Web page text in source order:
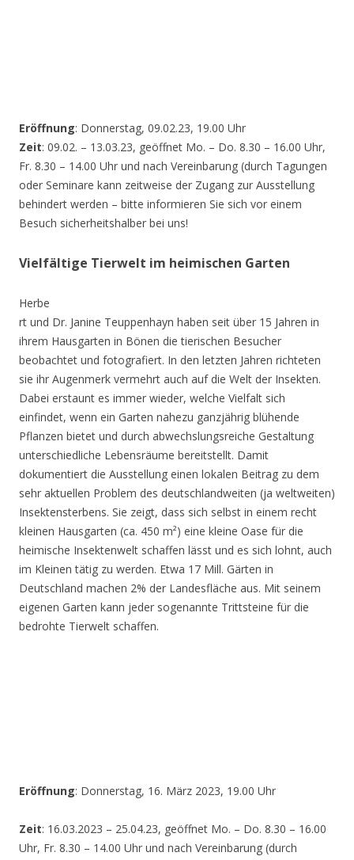
Eröffnung: Donnerstag, 09.02.23, 19.00 Uhr
Zeit: 09.02. – 13.03.23, geöffnet Mo. – Do. 8.30 – 16.00 Uhr,
Fr. 8.30 – 14.00 Uhr und nach Vereinbarung (durch Tagungen
oder Seminare kann zeitweise der Zugang zur Ausstellung
behindert werden – bitte informieren Sie sich vor einem
Besuch sicherheitshalber bei uns!
Vielfältige Tierwelt im heimischen Garten
Herbe
rt und Dr. Janine Teuppenhayn haben seit über 15 Jahren in
ihrem Hausgarten in Bönen die tierischen Besucher
beobachtet und fotografiert. In den letzten Jahren richteten
sie ihr Augenmerk vermehrt auch auf die Welt der Insekten.
Dabei erstaunt es immer wieder, welche Vielfalt sich
einfindet, wenn ein Garten nahezu ganzjährig blühende
Pflanzen bietet und durch abwechslungsreiche Gestaltung
unterschiedliche Lebensräume bereitstellt. Damit
dokumentiert die Ausstellung einen lokalen Beitrag zu dem
sehr aktuellen Problem des deutschlandweiten (ja weltweiten)
Insektensterbens. Sie zeigt, dass sich selbst in einem recht
kleinen Hausgarten (ca. 450 m²) eine kleine Oase für die
heimische Insektenwelt schaffen lässt und es sich lohnt, auch
im Kleinen tätig zu werden. Etwa 17 Mill. Gärten in
Deutschland machen 2% der Landesfläche aus. Mit seinem
eigenen Garten kann jeder sogenannte Trittsteine für die
bedrohte Tierwelt schaffen.
Eröffnung: Donnerstag, 16. März 2023, 19.00 Uhr
Zeit: 16.03.2023 – 25.04.23, geöffnet Mo. – Do. 8.30 – 16.00
Uhr, Fr. 8.30 – 14.00 Uhr und nach Vereinbarung (durch